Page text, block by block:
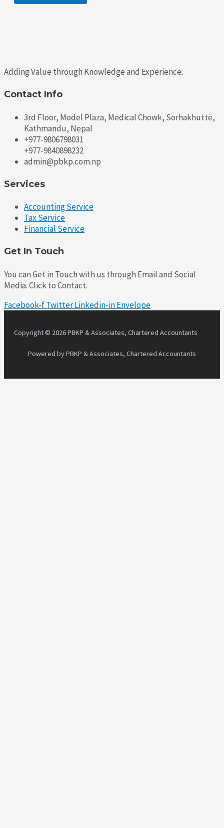
Adding Value through Knowledge and Experience.
Contact Info
3rd Floor, Model Plaza, Medical Chowk, Sorhakhutte,
Kathmandu, Nepal
+977-9806798031
+977-9840898232
admin@pbkp.com.np
Services
Accounting Service
Tax Service
Financial Service
Get In Touch
You can Get in Touch with us through Email and Social
Media. Click to Contact.
Facebook-fTwitterLinkedin-inEnvelope
Copyright © 2026 PBKP & Associates, Chartered Accountants
Powered by PBKP & Associates, Chartered Accountants